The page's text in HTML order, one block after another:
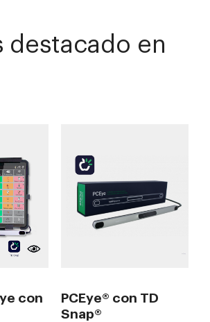
destacado en
con
PCEye® con TD
Snap®